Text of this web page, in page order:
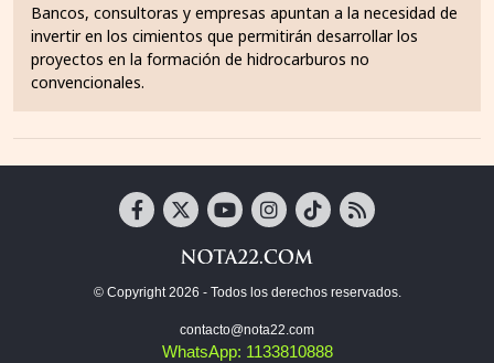
Bancos, consultoras y empresas apuntan a la necesidad de
invertir en los cimientos que permitirán desarrollar los
proyectos en la formación de hidrocarburos no
convencionales.
© Copyright 2026 - Todos los derechos reservados.
contacto@nota22.com
WhatsApp: 1133810888